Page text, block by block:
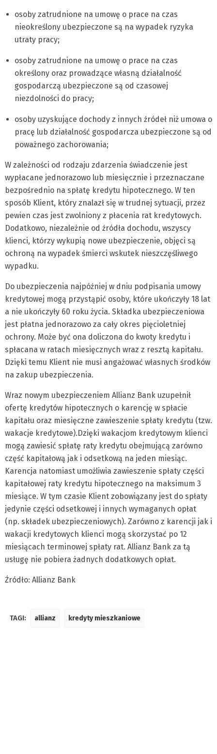
osoby zatrudnione na umowę o prace na czas
nieokreślony ubezpieczone są na wypadek ryzyka
utraty pracy;
osoby zatrudnione na umowę o prace na czas
określony oraz prowadzące własną działalność
gospodarczą ubezpieczone są od czasowej
niezdolności do pracy;
osoby uzyskujące dochody z innych źródeł niż umowa o
pracę lub działalność gospodarcza ubezpieczone są od
poważnego zachorowania;
W zależności od rodzaju zdarzenia świadczenie jest
wypłacane jednorazowo lub miesięcznie i przeznaczane
bezpośrednio na spłatę kredytu hipotecznego. W ten
sposób Klient, który znalazł się w trudnej sytuacji, przez
pewien czas jest zwolniony z płacenia rat kredytowych.
Dodatkowo, niezależnie od źródła dochodu, wszyscy
klienci, którzy wykupią nowe ubezpieczenie, objęci są
ochroną na wypadek śmierci wskutek nieszczęśliwego
wypadku.
Do ubezpieczenia najpóźniej w dniu podpisania umowy
kredytowej mogą przystąpić osoby, które ukończyły 18 lat
a nie ukończyły 60 roku życia. Składka ubezpieczeniowa
jest płatna jednorazowo za cały okres pięcioletniej
ochrony. Może być ona doliczona do kwoty kredytu i
spłacana w ratach miesięcznych wraz z resztą kapitału.
Dzięki temu Klient nie musi angażować własnych środków
na zakup ubezpieczenia.
Wraz nowym ubezpieczeniem Allianz Bank uzupełnił
ofertę kredytów hipotecznych o karencję w spłacie
kapitału oraz miesięczne zawieszenie spłaty kredytu (tzw.
wakacje kredytowe).Dzięki wakacjom kredytowym klienci
mogą zawiesić spłatę raty kredytu obejmującą zarówno
część kapitałową jak i odsetkową na jeden miesiąc.
Karencja natomiast umożliwia zawieszenie spłaty części
kapitałowej raty kredytu hipotecznego na maksimum 3
miesiące. W tym czasie Klient zobowiązany jest do spłaty
jedynie części odsetkowej i innych wymaganych opłat
(np. składek ubezpieczeniowych). Zarówno z karencji jak i
wakacji kredytowych klienci mogą skorzystać po 12
miesiącach terminowej spłaty rat. Allianz Bank za tą
usługę nie pobiera żadnych dodatkowych opłat.
Źródło: Allianz Bank
TAGI: allianz kredyty mieszkaniowe